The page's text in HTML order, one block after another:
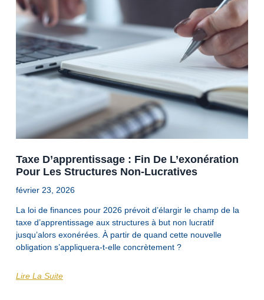
Taxe D’apprentissage : Fin De L’exonération
Pour Les Structures Non-Lucratives
février 23, 2026
La loi de finances pour 2026 prévoit d’élargir le champ de la
taxe d’apprentissage aux structures à but non lucratif
jusqu’alors exonérées. À partir de quand cette nouvelle
obligation s’appliquera-t-elle concrètement ?
Lire La Suite